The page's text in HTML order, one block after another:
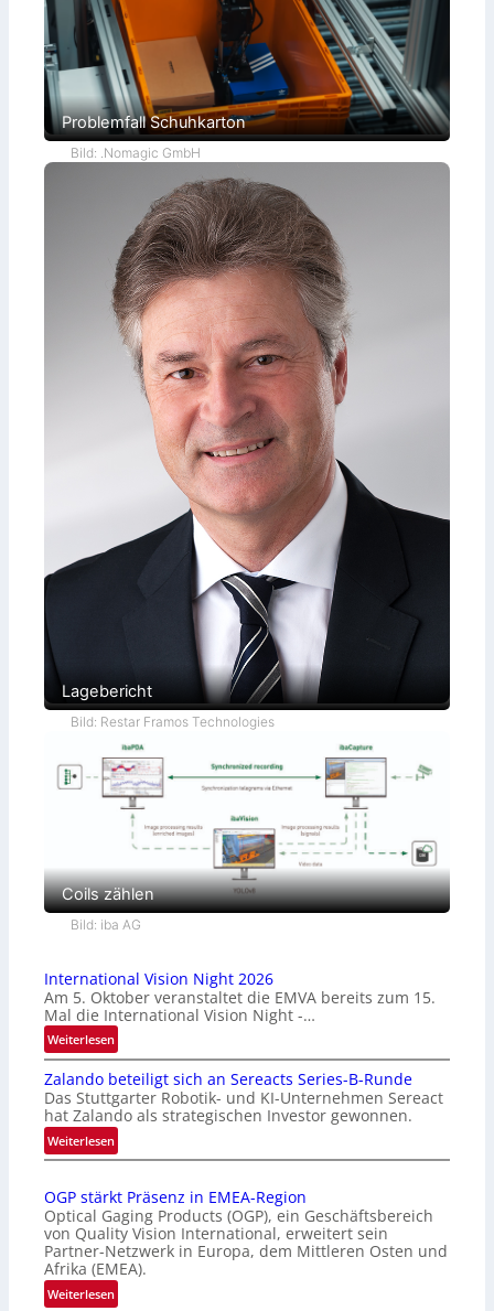
Problemfall Schuhkarton
Bild: .Nomagic GmbH
Lagebericht
Bild: Restar Framos Technologies
Coils zählen
Bild: iba AG
International Vision Night 2026
Am 5. Oktober veranstaltet die EMVA bereits zum 15.
Mal die International Vision Night -…
Weiterlesen:
I
n
t
e
r
n
t
i
o
n
Zalando beteiligt sich an Sereacts Series-B-Runde
Das Stuttgarter Robotik- und KI-Unternehmen Sereact
hat Zalando als strategischen Investor gewonnen.
Weiterlesen:
Z
l
a
n
d
o
b
OGP stärkt Präsenz in EMEA-Region
Optical Gaging Products (OGP), ein Geschäftsbereich
von Quality Vision International, erweitert sein
Partner-Netzwerk in Europa, dem Mittleren Osten und
Afrika (EMEA).
Weiterlesen: